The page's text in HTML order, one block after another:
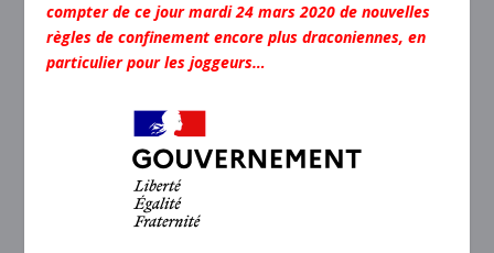
compter de ce jour mardi 24 mars 2020 de nouvelles
règles de confinement encore plus draconiennes, en
particulier pour les joggeurs…